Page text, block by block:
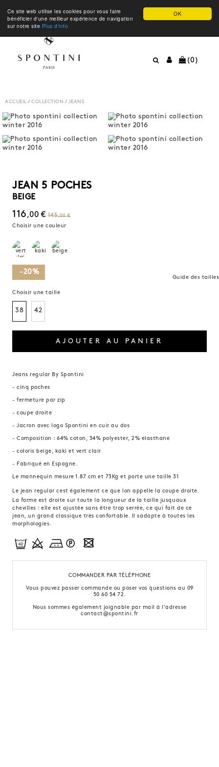
OK
Ce site web utilise les cookies pour vous faire
bénéficier d'une meilleur expérience de navigation
sur notre site Plus d'info
(0)
ACCUEIL / COLLECTION / JEANS
JEAN 5 POCHES
BEIGE
116,00 € 145,00 €
Choisir une couleur
Guide des tailles
-20%
Choisir une taille
38 42
AJOUTER AU PANIER
Jeans regular By Spontini
- cinq poches
- fermeture par zip
- coupe droite
- Jacron avec logo Spontini en cuir au dos
- Composition : 64% coton, 34% polyester, 2% elasthane
- coloris beige, kaki et vert clair
- Fabriqué en Espagne.
Le mannequin mesure 1.87 cm et 73Kg et porte une taille 31
Le jean regular cest également ce que lon appelle la coupe droite.
La forme est droite sur toute la longueur de la taille jusquaux
chevilles : elle est ajustée sans être trop serrée, ce qui fait de ce
jean, un grand classique très confortable. Il sadapte à toutes les
morphologies.
COMMANDER PAR TÉLÉPHONE
Vous pouvez passer commande ou poser vos questions au 09
50 60 54 72.
Nous sommes également joignable par mail à l'adresse
contact@spontini.fr